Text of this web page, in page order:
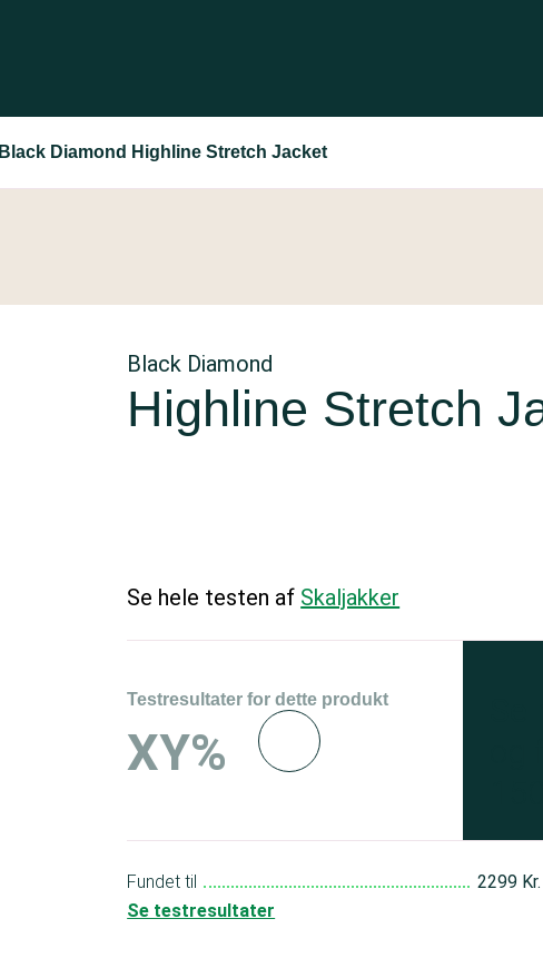
Black Diamond Highline Stretch Jacket
Black Diamond
Highline Stretch
Se hele testen af Skaljakker
Testresultater for dette produkt
XY%
Fundet til
2299 Kr.
Se testresultater